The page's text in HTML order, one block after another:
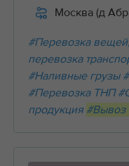
Москва (д
#Перевозка
перевозка
#Наливные грузы
#Перевозка ТНП
продукция #Вывоз